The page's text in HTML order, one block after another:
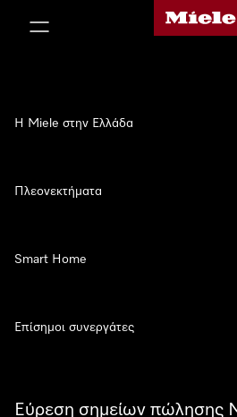
Αρχική σελίδα
Εύρεση σημείων πώλησης
Η Miele στην Ελλάδα
Πλεονεκτήματα
Smart Home
Επίσημοι συνεργάτες